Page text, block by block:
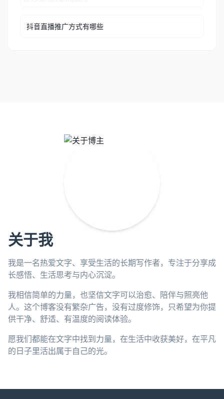
抖音直播推广方式有哪些
关于我
我是一名热爱文字、享受生活的长期写作者，专注于分享成
长感悟、生活思考与内心沉淀。
我相信简单的力量，也坚信文字可以治愈、陪伴与照亮他
人。这个博客没有繁杂广告，没有过度修饰，只希望为你提
供干净、舒适、有温度的阅读体验。
愿我们都能在文字中找到力量，在生活中收获美好，在平凡
的日子里活出属于自己的光。